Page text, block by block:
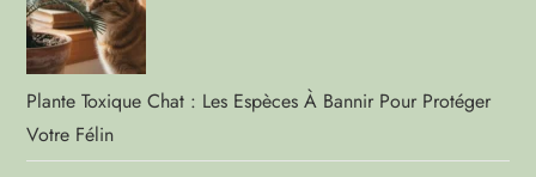
Plante Toxique Chat : Les Espèces À Bannir Pour Protéger
Votre Félin